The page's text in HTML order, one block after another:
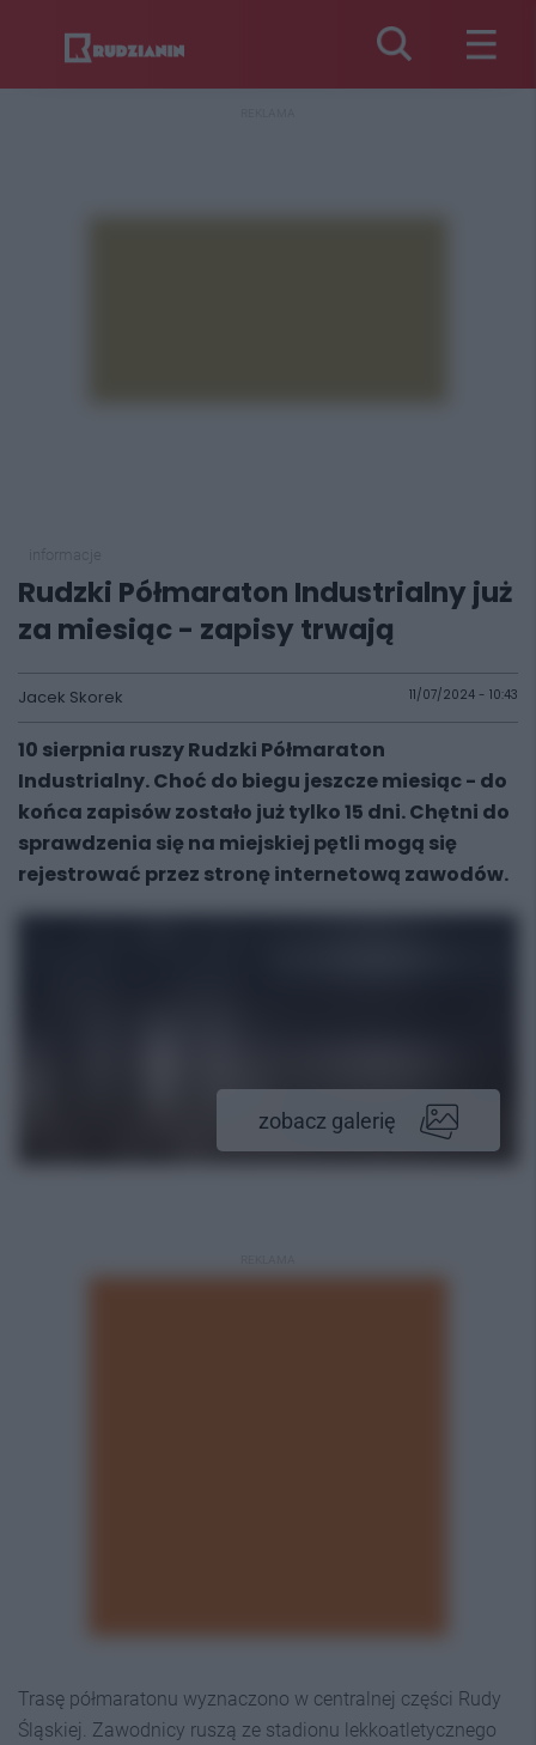
Rudzki Półmaraton Industrialny już
za miesiąc - zapisy trwają
Jacek Skorek 11/07/2024 - 10:43
10 sierpnia ruszy Rudzki Półmaraton
Industrialny. Choć do biegu jeszcze miesiąc - do
końca zapisów zostało już tylko 15 dni. Chętni do
sprawdzenia się na miejskiej pętli mogą się
rejestrować przez stronę internetową zawodów.
zobacz galerię
Trasę półmaratonu wyznaczono w centralnej części Rudy
Śląskiej. Zawodnicy ruszą ze stadionu lekkoatletycznego